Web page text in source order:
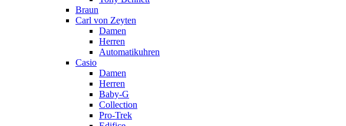
Braun
Carl von Zeyten
Damen
Herren
Automatikuhren
Casio
Damen
Herren
Baby-G
Collection
Pro-Trek